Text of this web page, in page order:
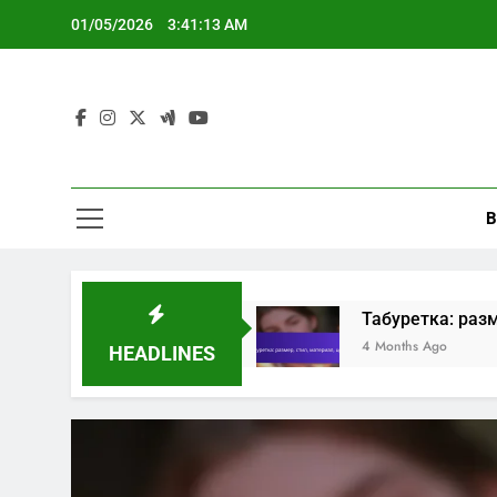
01/05/2026 3:41:14 AM
HEADLINES
Табуретка: размер, стил,
4 Months Ago